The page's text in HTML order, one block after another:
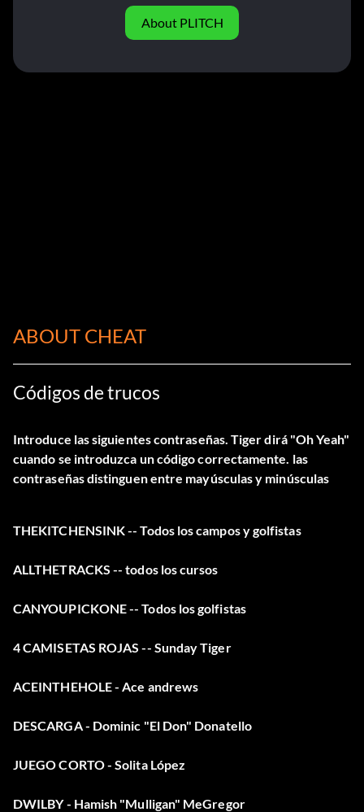
About PLITCH
ABOUT CHEAT
Códigos de trucos
Introduce las siguientes contraseñas. Tiger dirá "Oh Yeah"
cuando se introduzca un código correctamente. las
contraseñas distinguen entre mayúsculas y minúsculas
THEKITCHENSINK-- Todos los campos y golfistas
ALLTHETRACKS -- todos los cursos
CANYOUPICKONE-- Todos los golfistas
4 CAMISETAS ROJAS -- Sunday Tiger
ACEINTHEHOLE- Ace andrews
DESCARGA- Dominic "El Don" Donatello
JUEGO CORTO- Solita López
DWILBY- Hamish "Mulligan" MeGregor